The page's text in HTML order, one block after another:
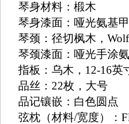
琴身材料：椴木
琴身漆面：哑光氨基
琴颈：径切枫木，
琴颈漆面：哑光手涂
指板：乌木，12-16英
品丝：22枚，大号
品记镶嵌：白色圆点
弦枕（材料/宽度）：